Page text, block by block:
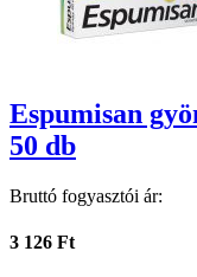
Espumisan
50 db
Bruttó fogyasztói ár:
3 126 Ft